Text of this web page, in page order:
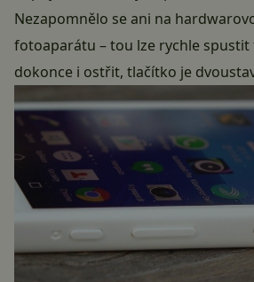
Nezapomnělo se ani na
fotoaparátu – tou lze rychle
dokonce i ostřit, tlačítko je